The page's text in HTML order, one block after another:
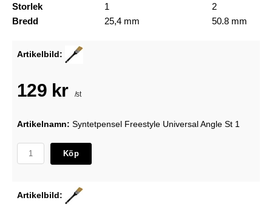
Storlek 1
2
Bredd
25,4 mm 50.8 mm
Artikelbild:
129 kr /st
Artikelnamn: Syntetpensel Freestyle Universal Angle St 1
Köp
Artikelbild: